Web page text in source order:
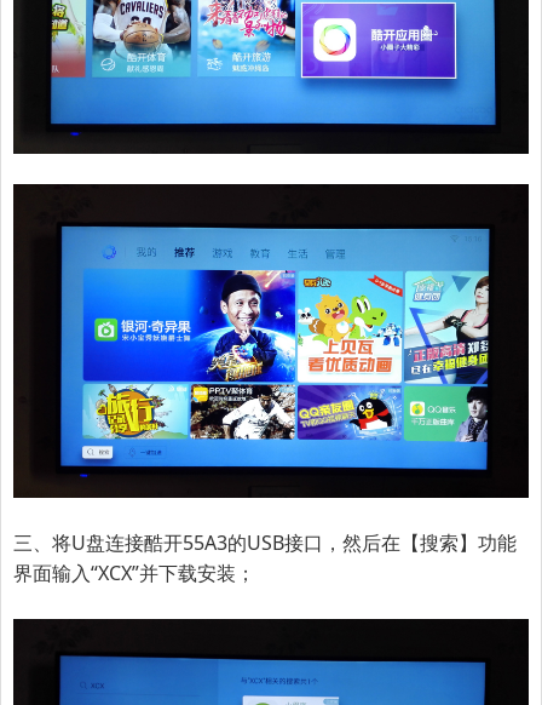
三、将U盘连接酷开55A3的USB接口，然后在【搜索】功能
界面输入“XCX”并下载安装；